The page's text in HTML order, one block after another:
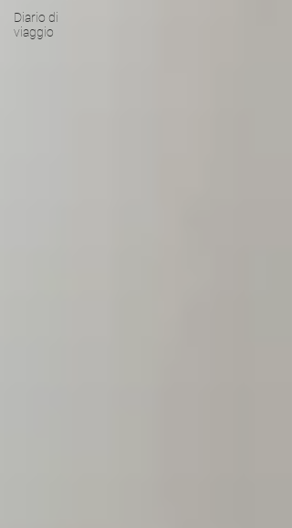
Diario di
viaggio